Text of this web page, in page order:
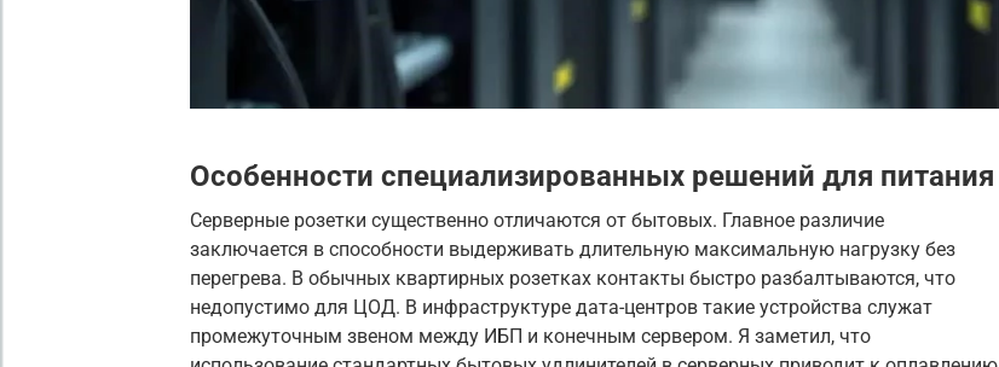
Особенности специализированных решений для питания
Серверные розетки существенно отличаются от бытовых. Главное различие
заключается в способности выдерживать длительную максимальную нагрузку без
перегрева. В обычных квартирных розетках контакты быстро разбалтываются, что
недопустимо для ЦОД. В инфраструктуре дата-центров такие устройства служат
промежуточным звеном между ИБП и конечным сервером. Я заметил, что